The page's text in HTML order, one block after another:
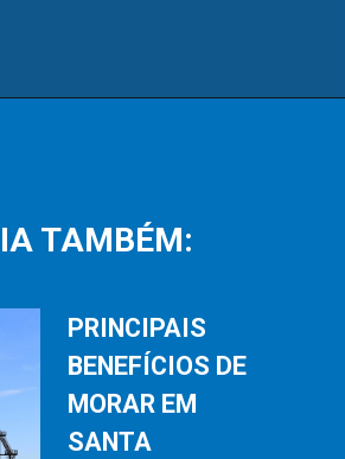
TAMBÉM:
PRINCIPAIS
BENEFÍCIOS DE
MORAR EM
SANTA